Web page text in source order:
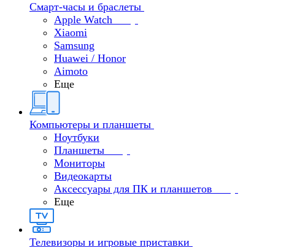
Смарт-часы и браслеты
Apple Watch
Xiaomi
Samsung
Huawei / Honor
Aimoto
Еще
Компьютеры и планшеты
Ноутбуки
Планшеты
Мониторы
Видеокарты
Аксессуары для ПК и планшетов
Еще
Телевизоры и игровые приставки